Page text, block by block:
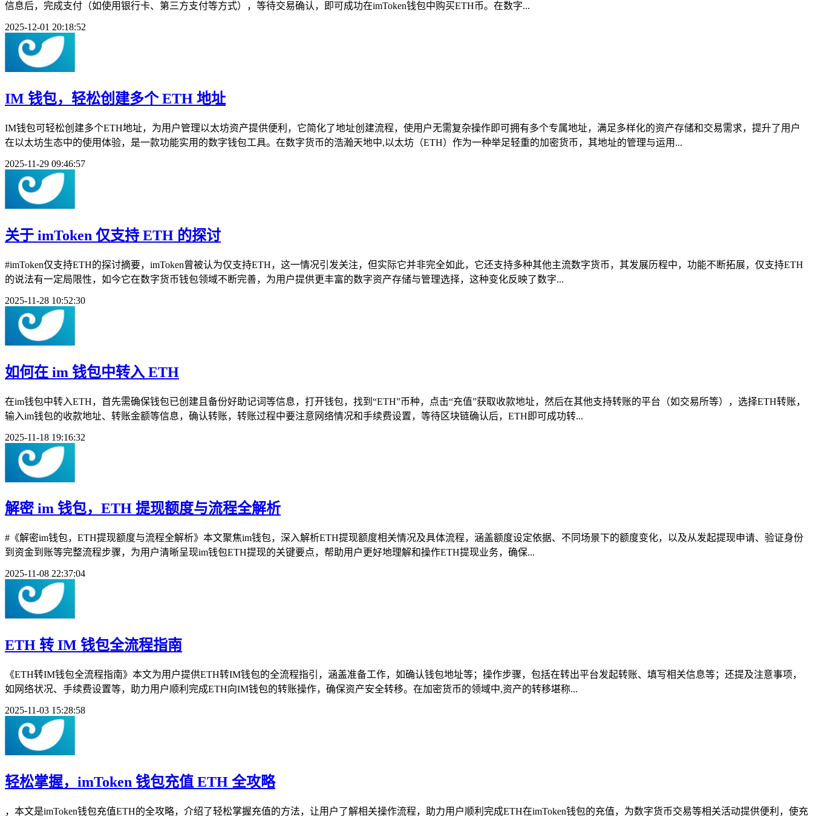
信息后，完成支付（如使用银行卡、第三方支付等方式），等待交易确认，即可成功在imToken钱包中购买ETH币。在数字...
2025-12-01 20:18:52
IM 钱包，轻松创建多个 ETH 地址
IM钱包可轻松创建多个ETH地址，为用户管理以太坊资产提供便利，它简化了地址创建流程，使用户无需复杂操作即可拥有多个专属地址，满足多样化的资产存储和交易需求，提升了用户
在以太坊生态中的使用体验，是一款功能实用的数字钱包工具。在数字货币的浩瀚天地中,以太坊（ETH）作为一种举足轻重的加密货币，其地址的管理与运用...
2025-11-29 09:46:57
关于 imToken 仅支持 ETH 的探讨
#imToken仅支持ETH的探讨摘要，imToken曾被认为仅支持ETH，这一情况引发关注，但实际它并非完全如此，它还支持多种其他主流数字货币，其发展历程中，功能不断拓展，仅支持ETH
的说法有一定局限性，如今它在数字货币钱包领域不断完善，为用户提供更丰富的数字资产存储与管理选择，这种变化反映了数字...
2025-11-28 10:52:30
如何在 im 钱包中转入 ETH
在im钱包中转入ETH，首先需确保钱包已创建且备份好助记词等信息，打开钱包，找到“ETH”币种，点击“充值”获取收款地址，然后在其他支持转账的平台（如交易所等），选择ETH转账，
输入im钱包的收款地址、转账金额等信息，确认转账，转账过程中要注意网络情况和手续费设置，等待区块链确认后，ETH即可成功转...
2025-11-18 19:16:32
解密 im 钱包，ETH 提现额度与流程全解析
#《解密im钱包，ETH提现额度与流程全解析》本文聚焦im钱包，深入解析ETH提现额度相关情况及具体流程，涵盖额度设定依据、不同场景下的额度变化，以及从发起提现申请、验证身份
到资金到账等完整流程步骤，为用户清晰呈现im钱包ETH提现的关键要点，帮助用户更好地理解和操作ETH提现业务，确保...
2025-11-08 22:37:04
ETH 转 IM 钱包全流程指南
《ETH转IM钱包全流程指南》本文为用户提供ETH转IM钱包的全流程指引，涵盖准备工作，如确认钱包地址等；操作步骤，包括在转出平台发起转账、填写相关信息等；还提及注意事项，
如网络状况、手续费设置等，助力用户顺利完成ETH向IM钱包的转账操作，确保资产安全转移。在加密货币的领域中,资产的转移堪称...
2025-11-03 15:28:58
轻松掌握，imToken 钱包充值 ETH 全攻略
，本文是imToken钱包充值ETH的全攻略，介绍了轻松掌握充值的方法，让用户了解相关操作流程，助力用户顺利完成ETH在imToken钱包的充值，为数字货币交易等相关活动提供便利，使充